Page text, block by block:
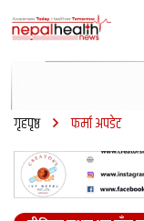
गृहपृष्ठ फर्मा अपडेट